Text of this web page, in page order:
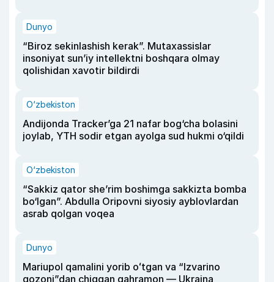
Dunyo
“Biroz sekinlashish kerak”. Mutaxassislar
insoniyat sun’iy intellektni boshqara olmay
qolishidan xavotir bildirdi
O‘zbekiston
Andijonda Tracker’ga 21 nafar bog‘cha bolasini
joylab, YTH sodir etgan ayolga sud hukmi o‘qildi
O‘zbekiston
“Sakkiz qator she’rim boshimga sakkizta bomba
bo‘lgan”. Abdulla Oripovni siyosiy ayblovlardan
asrab qolgan voqea
Dunyo
Mariupol qamalini yorib oʻtgan va “Izvarino
qozoni”dan chiqqan qahramon — Ukraina